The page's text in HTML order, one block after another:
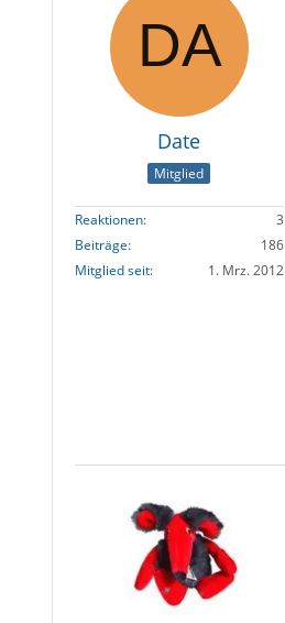
Date
Mitglied
Reaktionen
3
Beiträge
186
Mitglied seit
1. Mrz. 2012